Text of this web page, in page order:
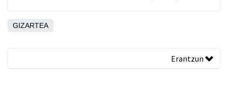
GIZARTEA
Erantzun